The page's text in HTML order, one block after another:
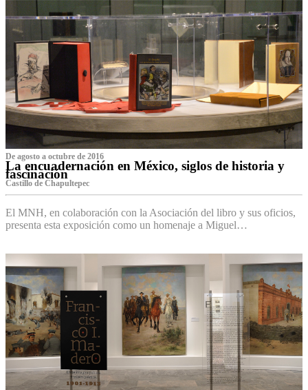
De agosto a octubre de 2016
La encuadernación en México, siglos de historia y
fascinación
Castillo de Chapultepec
El MNH, en colaboración con la Asociación del libro y sus oficios,
presenta esta exposición como un homenaje a Miguel…